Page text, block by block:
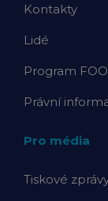
Kontakty
Lidé
Program
Právní
Pro média
Tiskové